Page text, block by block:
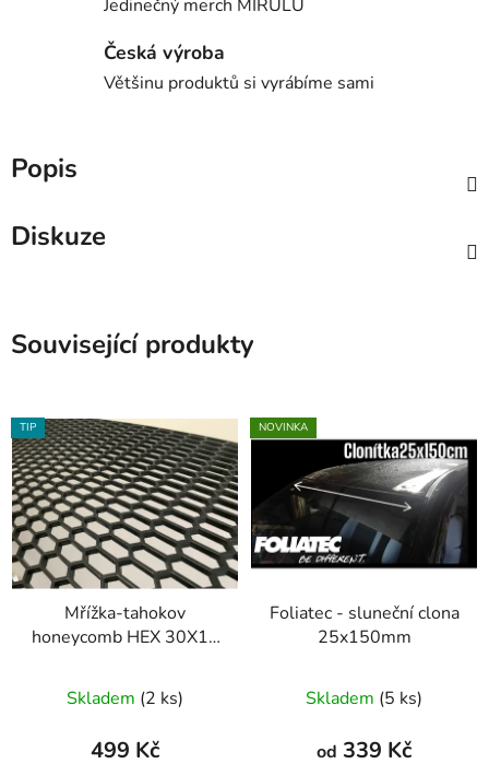
Jedinečný merch MIRULU
Česká výroba
Většinu produktů si vyrábíme sami
Popis
Diskuze
Související produkty
TIP
Mřížka-tahokov
honeycomb HEX 30X12
Skladem (2 ks)
499 Kč
NOVINKA
Foliatec - sluneční clona
25x150mm
Skladem (5 ks)
od 339 Kč